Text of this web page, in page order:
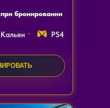
ЗВОНОК
Кальян PS4
бронировании